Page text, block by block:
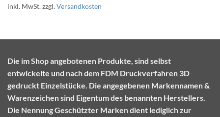
inkl. MwSt.zzgl.Versandkosten
Die im Shop angebotenen Produkte, sind selbst
entwickelte und nach dem FDM Druckverfahren 3D
gedruckt Einzelstücke. Die angegebenen Markennamen &
Warenzeichen sind Eigentum des benannten Herstellers.
Die Nennung Geschützter Marken dient lediglich zur